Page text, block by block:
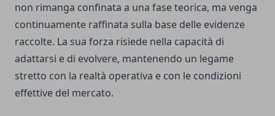
non rimanga confinata a una fase teorica, ma venga
continuamente raffinata sulla base delle evidenze
raccolte. La sua forza risiede nella capacità di
adattarsi e di evolvere, mantenendo un legame
stretto con la realtà operativa e con le condizioni
effettive del mercato.